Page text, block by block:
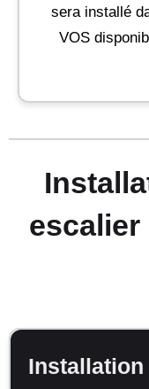
sera installé
VOS
escalier
Installation